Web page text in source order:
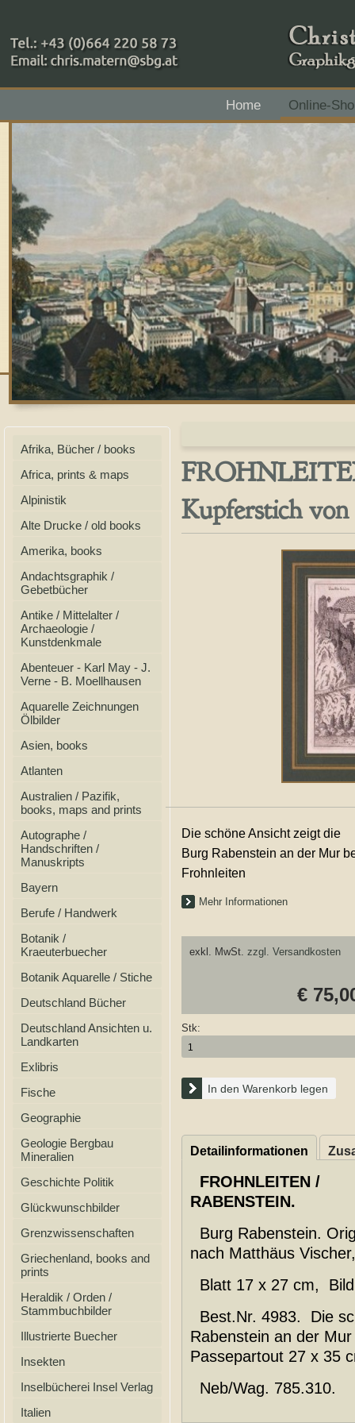
+43 (0)664 220 58 73
Home
Online-
Zahlungsmethoden: RAIBA - Flachgau Mitte - IBAN
Afrika, Bücher / books
Africa, prints & maps
Alpinistik
Alte Drucke / old books
Amerika, books
Andachtsgraphik /
Gebetbücher
Antike / Mittelalter /
Archaeologie /
Kunstdenkmale
Abenteuer - Karl May - J.
Verne - B. Moellhausen
Aquarelle Zeichnungen
Ölbilder
Asien, books
Atlanten
Australien / Pazifik,
books, maps and prints
Autographe /
Handschriften /
Manuskripts
Bayern
Berufe / Handwerk
Botanik /
Kraeuterbuecher
Botanik Aquarelle / Stiche
Deutschland Bücher
Deutschland Ansichten u.
Landkarten
Exlibris
Fische
Geographie
Geologie Bergbau
Mineralien
Geschichte Politik
Glückwunschbilder
Grenzwissenschaften
Griechenland, books and
prints
Heraldik / Orden /
Stammbuchbilder
Illustrierte Buecher
Insekten
Inselbücherei Insel Verlag
Italien
Kupferstich
Die schöne Ansicht zeigt die
Burg Rabenstein an der Mur
Frohnleiten
Mehr Informationen
exkl. MwSt. zzgl. Versandkosten
€
Stk:
In den Warenkorb legen
Detailinformationen
FROHNLEITEN /
RABENSTEIN.
Burg Rabenstein.
nach Matthäus
Blatt 17 x 27 cm,
Best.Nr. 4983. Die
Rabenstein an der
Passepartout 27 x 35
Neb/Wag. 785.310.